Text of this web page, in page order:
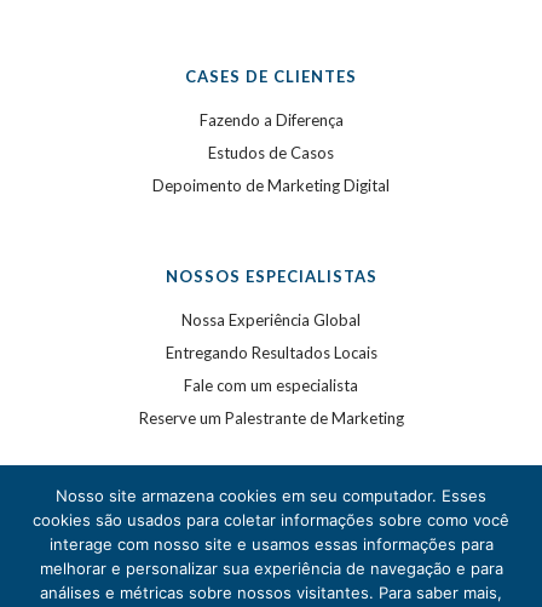
CASES DE CLIENTES
Fazendo a Diferença
Estudos de Casos
Depoimento de Marketing Digital
NOSSOS ESPECIALISTAS
Nossa Experiência Global
Entregando Resultados Locais
Fale com um especialista
Reserve um Palestrante de Marketing
Nosso site armazena cookies em seu computador. Esses
cookies são usados para coletar informações sobre como você
interage com nosso site e usamos essas informações para
melhorar e personalizar sua experiência de navegação e para
análises e métricas sobre nossos visitantes. Para saber mais,